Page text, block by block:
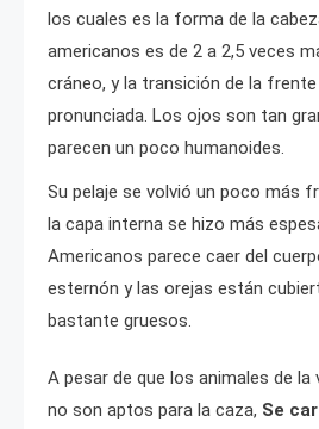
los cuales es la forma de la
americanos es de 2 a 2,5 veces
cráneo, y la transición de la
pronunciada. Los ojos son tan
parecen un poco humanoides.
Su pelaje se volvió un poco más
la capa interna se hizo más
Americanos parece caer del
esternón y las orejas están
bastante gruesos.
A pesar de que los animales de la
no son aptos para la caza, Se